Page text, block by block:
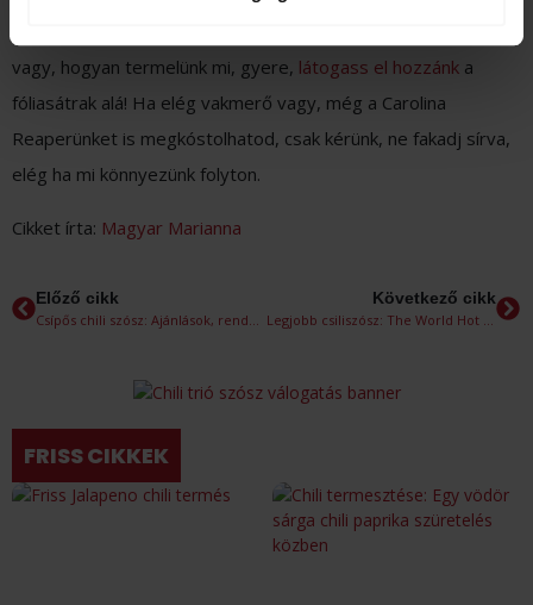
vagy, hogyan termelünk mi, gyere, látogass el hozzánk a
fóliasátrak alá! Ha elég vakmerő vagy, még a Carolina
Reaperünket is megkóstolhatod, csak kérünk, ne fakadj sírva,
elég ha mi könnyezünk folyton.
Cikket írta: Magyar Marianna
Előző cikk
Csípős chili szósz: Ajánlások, rendelés, gyors kiszállítás
Következő cikk
Legjobb csiliszósz: The World Hot Sauce Awards
FRISS CIKKEK